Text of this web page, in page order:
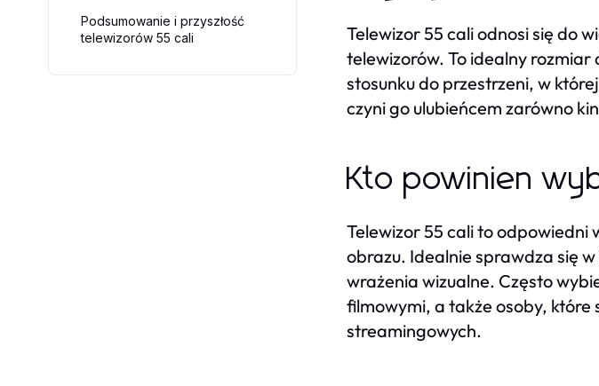
Podsumowanie i przyszłość
telewizorów 55 cali
Telewizor 55 cali odnosi się do
telewizorów. To idealny
stosunku do przestrzeni, w
czyni go ulubieńcem zarówno
Kto powinien
Telewizor 55 cali to odpowiedni
obrazu. Idealnie sprawdza się
wrażenia wizualne. Często
filmowymi, a także osoby,
streamingowych.